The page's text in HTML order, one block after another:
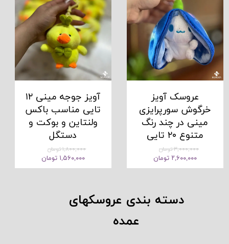
عروسک آویز
خرگوش سورپرایزی
مینی در چند رنگ
متنوع ۲۰ تایی
۳,۰۰۰,۰۰۰ تومان
۲,۶۰۰,۰۰۰ تومان
آویز جوجه مینی ۱۲
تایی مناسب باکس
ولنتاین و بوکت و
دستگل
۱,۸۰۰,۰۰۰ تومان
۱,۵۶۰,۰۰۰ تومان
دسته بندی عروسکهای
عمده